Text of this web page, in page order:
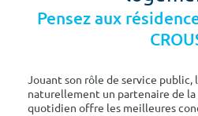
Pensez aux
Jouant son rôle de service public,
naturellement un partenaire de
quotidien offre les meilleures